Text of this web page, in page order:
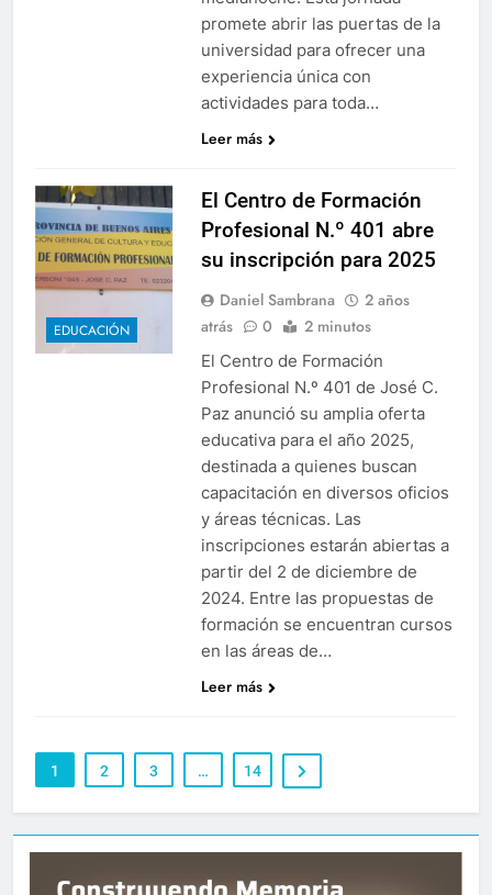
promete abrir las puertas de la
universidad para ofrecer una
experiencia única con
actividades para toda…
Leer más
EDUCACIÓN
El Centro de Formación
Profesional N.º 401 abre
su inscripción para 2025
Daniel Sambrana
2 años
atrás
0 2 minutos
El Centro de Formación
Profesional N.º 401 de José C.
Paz anunció su amplia oferta
educativa para el año 2025,
destinada a quienes buscan
capacitación en diversos oficios
y áreas técnicas. Las
inscripciones estarán abiertas a
partir del 2 de diciembre de
2024. Entre las propuestas de
formación se encuentran cursos
en las áreas de…
Leer más
1 2 3 … 14